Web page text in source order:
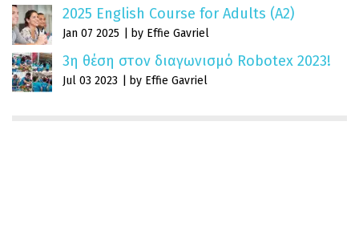
2025 English Course for Adults (A2)
Jan 07 2025 by Effie Gavriel
3η θέση στον διαγωνισμό Robotex 2023!
Jul 03 2023 by Effie Gavriel